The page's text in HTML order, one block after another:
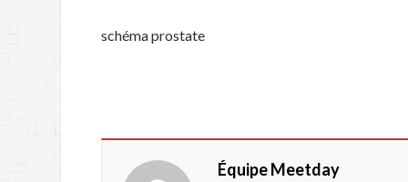
schéma prostate
Équipe Meetday